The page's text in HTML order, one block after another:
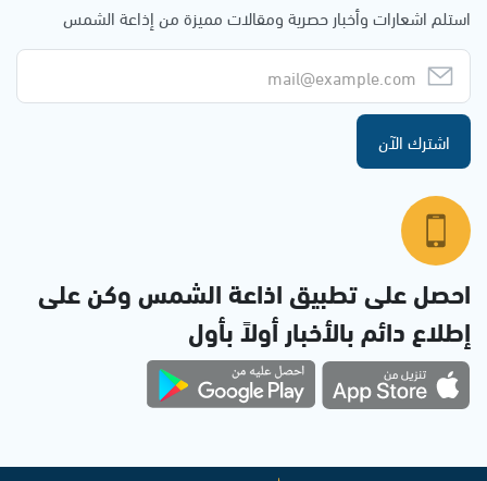
استلم اشعارات وأخبار حصرية ومقالات مميزة من إذاعة الشمس
اشترك الآن
احصل على تطبيق اذاعة الشمس وكن على
إطلاع دائم بالأخبار أولاً بأول